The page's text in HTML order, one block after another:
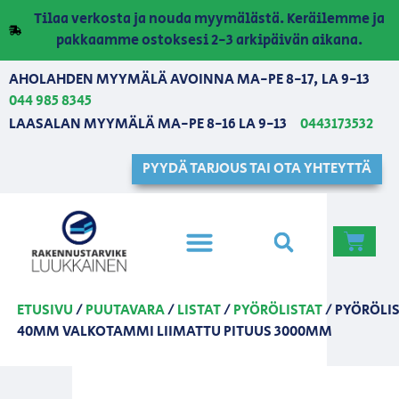
Tilaa verkosta ja nouda myymälästä. Keräilemme ja
pakkaamme ostoksesi 2-3 arkipäivän aikana.
AHOLAHDEN MYYMÄLÄ AVOINNA MA-PE 8-17, LA 9-13
044 985 8345
LAASALAN MYYMÄLÄ MA-PE 8-16 LA 9-13
0443173532
PYYDÄ TARJOUS TAI OTA YHTEYTTÄ
ETUSIVU/PUUTAVARA/LISTAT/PYÖRÖLISTAT/
40MM VALKOTAMMI LIIMATTU PITUUS 3000MM